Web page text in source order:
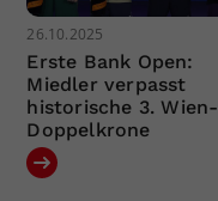
26.10.2025
Erste Bank Open:
Miedler verpasst
historische 3. Wien-
Doppelkrone